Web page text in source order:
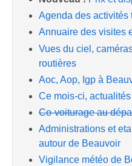
Agenda des activités
Annuaire des visites
Vues du ciel,
routières
Aoc, Aop, Igp à
Ce mois-ci,
Co-voiturage au
Administrations et
autour de Beauvoir
Vigilance météo de